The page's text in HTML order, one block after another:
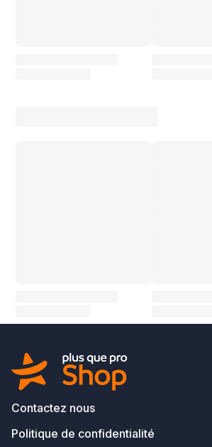
Contactez nous
Politique de confidentialité